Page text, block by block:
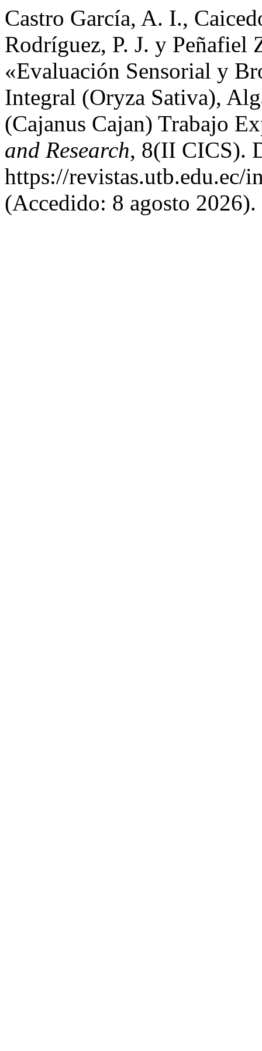
Castro García, A. I.,
Rodríguez, P. J. y Peñafiel
«Evaluación Sensorial y
Integral (Oryza Sativa),
(Cajanus Cajan) Trabajo
and Research, 8(II CICS).
https://revistas.utb.edu.ec/
(Accedido: 8 agosto 2026).